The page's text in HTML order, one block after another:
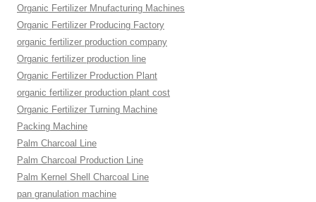
Organic Fertilizer Mnufacturing Machines
Organic Fertilizer Producing Factory
organic fertilizer production company
Organic fertilizer production line
Organic Fertilizer Production Plant
organic fertilizer production plant cost
Organic Fertilizer Turning Machine
Packing Machine
Palm Charcoal Line
Palm Charcoal Production Line
Palm Kernel Shell Charcoal Line
pan granulation machine